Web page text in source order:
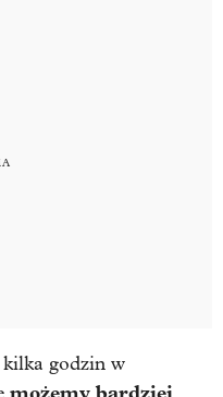
kilka godzin w